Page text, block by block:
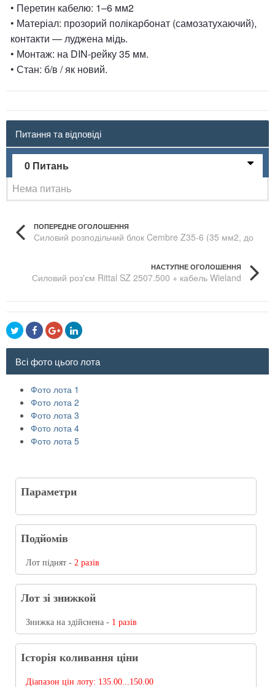
• Перетин кабелю: 1–6 мм2
• Матеріал: прозорий полікарбонат (самозатухаючий),
контакти — луджена мідь.
• Монтаж: на DIN-рейку 35 мм.
• Стан: б/в / як новий.
Питання та відповіді
0 Питань
Нема питань
ПОПЕРЕДНЕ ОГОЛОШЕННЯ
Силовий розподільчий блок Cembre Z35-6 (35 мм2, до
НАСТУПНЕ ОГОЛОШЕННЯ
Силовий роз'єм Rittal SZ 2507.500 + кабель Wieland
Всі фото цього лота
Фото лота 1
Фото лота 2
Фото лота 3
Фото лота 4
Фото лота 5
Параметри
Подйомів
Лот піднят - 2 разів
Лот зі знижкой
Знижка на здійснена - 1 разів
Історія коливання ціни
Діапазон цін лоту: 135.00...150.00